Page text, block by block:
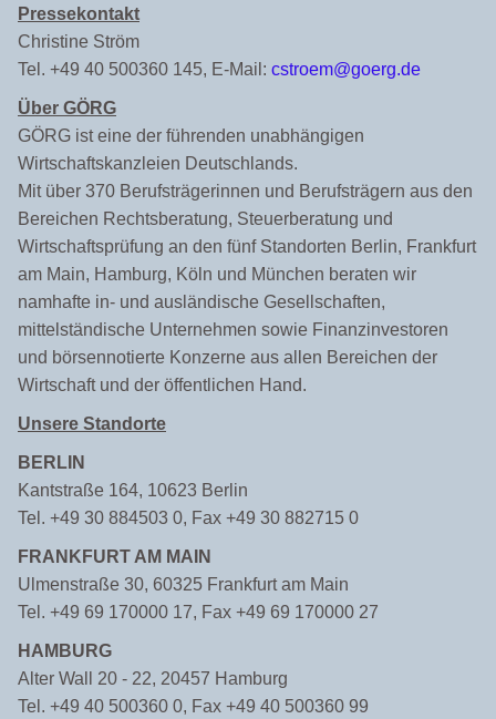
Pressekontakt
Christine Ström
Tel. +49 40 500360 145, E-Mail: cstroem@goerg.de
Über GÖRG
GÖRG ist eine der führenden unabhängigen
Wirtschaftskanzleien Deutschlands.
Mit über 370 Berufsträgerinnen und Berufsträgern aus den
Bereichen Rechtsberatung, Steuerberatung und
Wirtschaftsprüfung an den fünf Standorten Berlin, Frankfurt
am Main, Hamburg, Köln und München beraten wir
namhafte in- und ausländische Gesellschaften,
mittelständische Unternehmen sowie Finanzinvestoren
und börsennotierte Konzerne aus allen Bereichen der
Wirtschaft und der öffentlichen Hand.
Unsere Standorte
BERLIN
Kantstraße 164, 10623 Berlin
Tel. +49 30 884503 0, Fax +49 30 882715 0
FRANKFURT AM MAIN
Ulmenstraße 30, 60325 Frankfurt am Main
Tel. +49 69 170000 17, Fax +49 69 170000 27
HAMBURG
Alter Wall 20 - 22, 20457 Hamburg
Tel. +49 40 500360 0, Fax +49 40 500360 99